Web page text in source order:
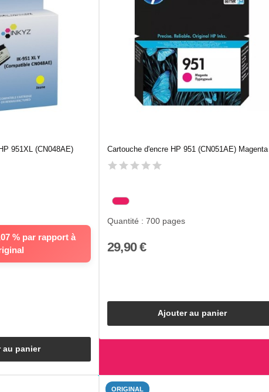
951XL (CN048AE)
% par rapport à
au panier
Cartouche d'encre HP 951 (CN051AE) Magenta
Quantité : 700 pages
29,90 €
Ajouter au panier
ORIGINAL